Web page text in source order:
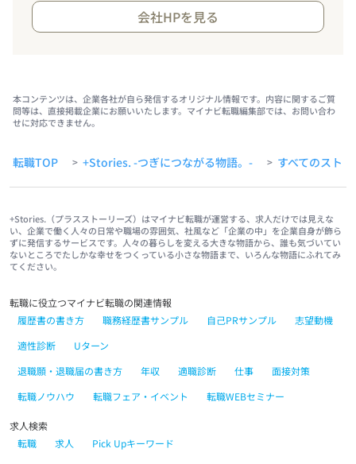
会社HPを見る
本コンテンツは、企業各社が自ら発信するオリジナル情報です。内容に関するご質
問等は、直接掲載企業にお願いいたします。マイナビ転職編集部では、お問い合わ
せに対応できません。
転職TOP > +Stories. -つぎにつながる物語。- > すべてのスト
+Stories.（プラスストーリーズ）はマイナビ転職が運営する、求人だけでは見えな
い、企業で働く人々の日常や職場の雰囲気、社風など「企業の中」を企業自身が飾ら
ずに発信するサービスです。人々の暮らしを変える大きな物語から、誰も気づいてい
ないところでたしかな幸せをつくっている小さな物語まで、いろんな物語にふれてみ
てください。
転職に役立つマイナビ転職の関連情報
履歴書の書き方
職務経歴書サンプル 自己PRサンプル
志望動機
適性診断
Uターン
退職願・退職届の書き方
年収 適職診断 仕事
面接対策
転職ノウハウ
転職フェア・イベント 転職WEBセミナー
求人検索
転職
求人 Pick Upキーワード